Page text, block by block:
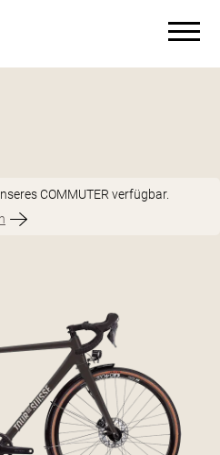
COMMUTER verfügbar.